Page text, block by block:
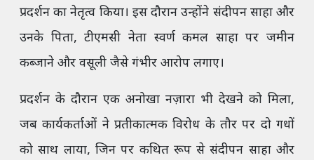
प्रदर्शन का नेतृत्व किया। इस दौरान उन्होंने संदीपन साहा और
उनके पिता, टीएमसी नेता स्वर्ण कमल साहा पर जमीन
कब्जाने और वसूली जैसे गंभीर आरोप लगाए।
प्रदर्शन के दौरान एक अनोखा नज़ारा भी देखने को मिला,
जब कार्यकर्ताओं ने प्रतीकात्मक विरोध के तौर पर दो गधों
को साथ लाया, जिन पर कथित रूप से संदीपन साहा और